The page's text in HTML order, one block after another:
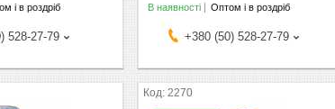
і в роздріб
528-27-79
В наявності Оптом і в роздріб
+380 (50) 528-27-79
2270